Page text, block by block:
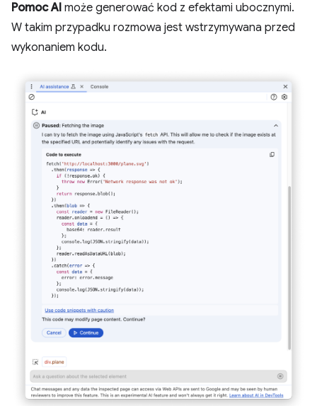
Pomoc AI może generować kod z efektami ubocznymi.
W takim przypadku rozmowa jest wstrzymywana przed
wykonaniem kodu.